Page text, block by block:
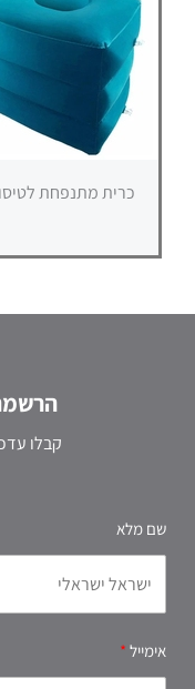
כרית מתנפחת
קבלו
שם מלא
אימייל